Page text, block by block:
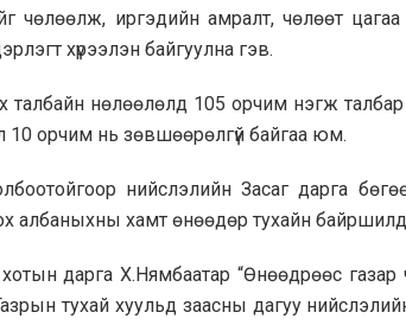
чөлөөлж, иргэдийн амралт, чөлөөт
хүрээлэн байгуулна гэв.
талбайн нөлөөлөлд 105 орчим нэгж
10 орчим нь зөвшөөрөлгүй байгаа юм.
нийслэлийн Засаг дарга
албаныхны хамт өнөөдөр тухайн
дарга Х.Нямбаатар “Өнөөдрөөс газар
Газрын тухай хуульд заасны дагуу